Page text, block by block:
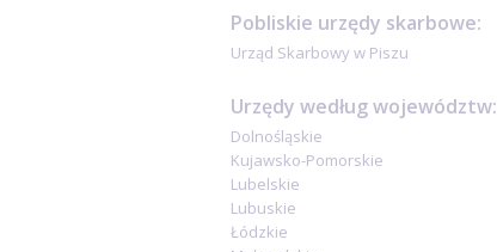
Pobliskie urzędy skarbowe:
Urząd Skarbowy w Piszu
Urzędy według województw:
Dolnośląskie
Kujawsko-Pomorskie
Lubelskie
Lubuskie
Łódzkie